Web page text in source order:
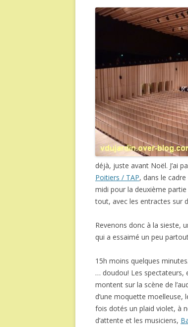
déjà, juste avant Noël. J’ai
Poitiers / TAP, dans le
midi pour la deuxième
tout, avec les entractes sur
Revenons donc à la sieste,
qui a essaimé un peu
15h moins quelques
… doudou! Les spectateurs,
montent sur la scène de
d’une moquette
fois dotés un plaid violet, à
d’attente et les musiciens,